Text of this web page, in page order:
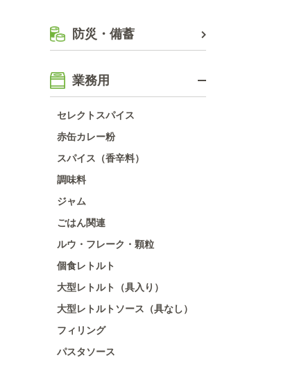
防災・備蓄
業務用
セレクトスパイス
赤缶カレー粉
スパイス（香辛料）
調味料
ジャム
ごはん関連
ルウ・フレーク・顆粒
個食レトルト
大型レトルト（具入り）
大型レトルトソース（具なし）
フィリング
パスタソース